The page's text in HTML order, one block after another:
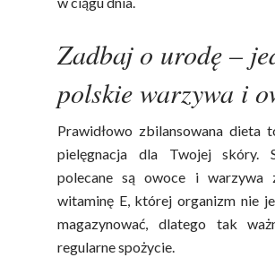
Zadbaj o urodę –
polskie warzywa i
Prawidłowo zbilansowana dieta
pielęgnacja dla Twojej skóry.
polecane są owoce i warzywa
witaminę E, której organizm nie
magazynować, dlatego tak
regularne spożycie.